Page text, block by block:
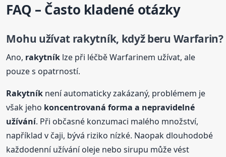
FAQ – Často kladené otázky
Mohu užívat rakytník, když beru Warfarin?
Ano, rakytník lze při léčbě Warfarinem užívat, ale
pouze s opatrností.
Rakytník není automaticky zakázaný, problémem je
však jeho koncentrovaná forma a nepravidelné
užívání. Při občasné konzumaci malého množství,
například v čaji, bývá riziko nízké. Naopak dlouhodobé
každodenní užívání oleje nebo sirupu může vést